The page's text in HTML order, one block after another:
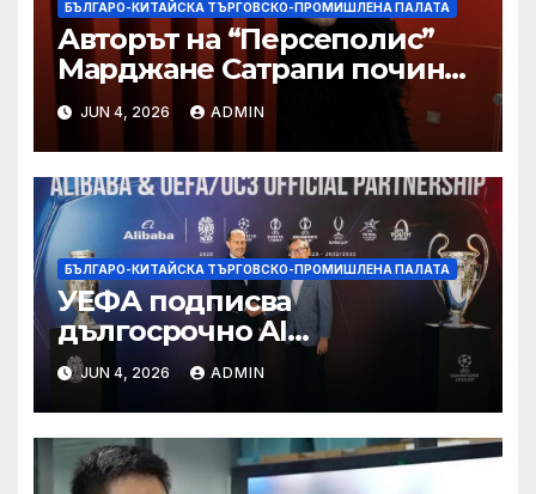
БЪЛГАРО-КИТАЙСКА ТЪРГОВСКО-ПРОМИШЛЕНА ПАЛАТА
Авторът на “Персеполис”
Марджане Сатрапи почина
“от тъга” на 56 години
JUN 4, 2026 ADMIN
БЪЛГАРО-КИТАЙСКА ТЪРГОВСКО-ПРОМИШЛЕНА ПАЛАТА
УЕФА подписва
дългосрочно AI
партньорство с Alibaba
JUN 4, 2026 ADMIN